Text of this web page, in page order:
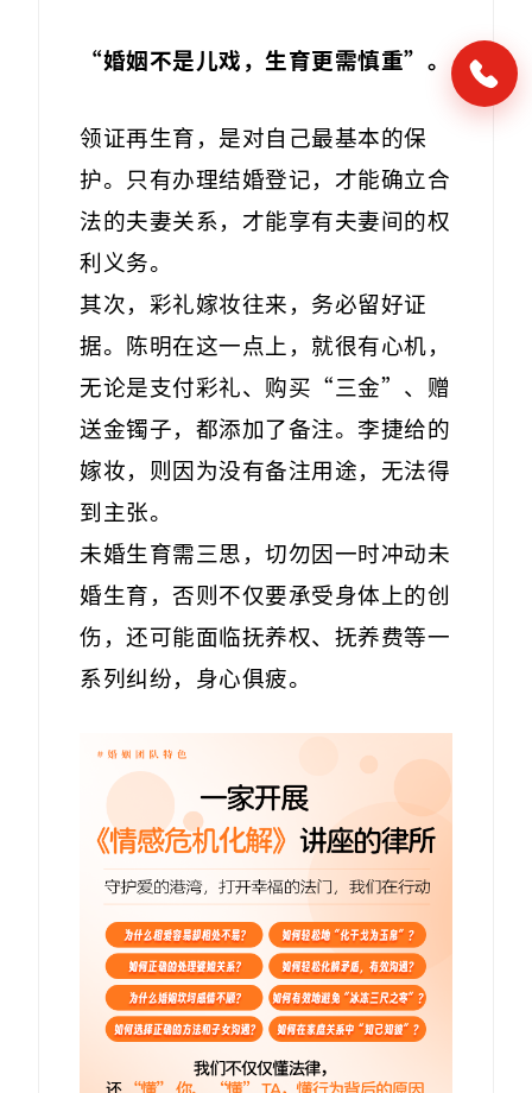
“婚姻不是儿戏，生育更需慎重”。
领证再生育，是对自己最基本的保
护。只有办理结婚登记，才能确立合
法的夫妻关系，才能享有夫妻间的权
利义务。
其次，彩礼嫁妆往来，务必留好证
据。陈明在这一点上，就很有心机，
无论是支付彩礼、购买“三金”、赠
送金镯子，都添加了备注。李捷给的
嫁妆，则因为没有备注用途，无法得
到主张。
未婚生育需三思，切勿因一时冲动未
婚生育，否则不仅要承受身体上的创
伤，还可能面临抚养权、抚养费等一
系列纠纷，身心俱疲。